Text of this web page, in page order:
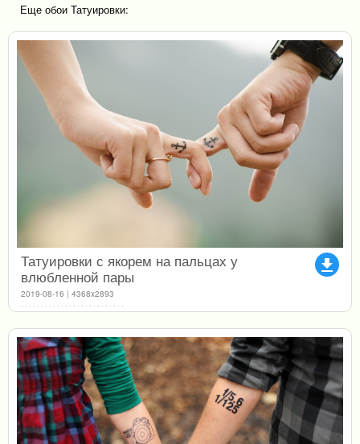
Еще обои Татуировки:
file_download
Татуировки с якорем на пальцах у
влюбленной пары
2019-08-16 | 4368x2893